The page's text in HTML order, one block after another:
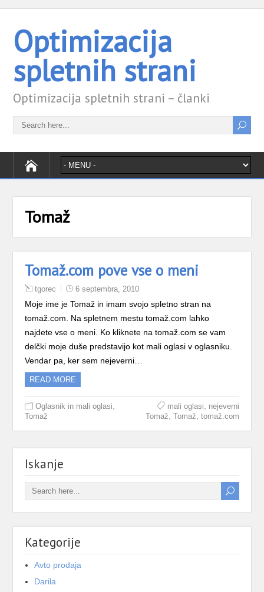
Optimizacija
spletnih strani
Optimizacija spletnih strani – članki
Tomaž
Tomaž.com pove vse o meni
tgorec 6 septembra, 2010
Moje ime je Tomaž in imam svojo spletno stran na
tomaž.com. Na spletnem mestu tomaž.com lahko
najdete vse o meni. Ko kliknete na tomaž.com se vam
delčki moje duše predstavijo kot mali oglasi v oglasniku.
Vendar pa, ker sem nejeverni…
READ MORE
Oglasnik in mali oglasi
Tomaž
mali oglasi
nejeverni
Tomaž Tomaž tomaž.com
Iskanje
Kategorije
Avto prodaja
Darila